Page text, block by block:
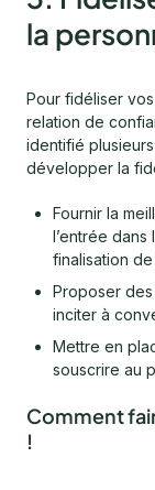
la
Pour fidéliser
relation de
identifié
développer la
Fournir la
l’entrée dans
finalisation de
Proposer
inciter à
Mettre en
souscrire au
Comment
!